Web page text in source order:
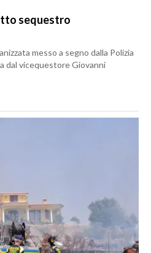
sequestro
messo a segno dalla Polizia
dal vicequestore Giovanni